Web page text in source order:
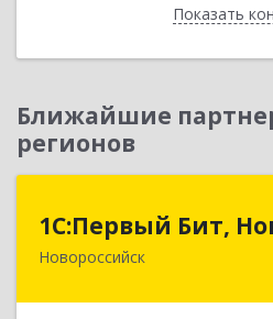
ПоказатьНазад
Ближайшие
регионов
1С:Первый Бит,
Новороссийск
1С:Первый
353925, Краснодарский